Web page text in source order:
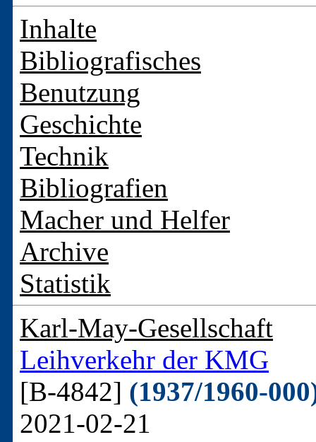
Inhalte
Bibliografisches
Benutzung
Geschichte
Technik
Bibliografien
Macher und Helfer
Archive
Statistik
Karl-May-Gesellschaft
Leihverkehr der KMG
[B-4842] (1937/1960-
2021-02-21